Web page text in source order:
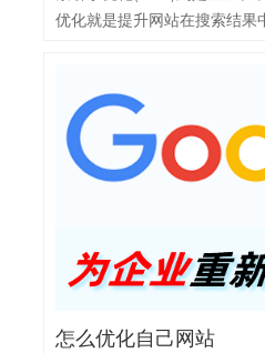
优化就是提升网站在搜索结果
研究：利用关键词工具进行深
相关、搜索量大且竞争度适中
尾关键词，以吸引更精准的
站的标题、元描述、正文、
键词，但要避免过度堆砌，保
容与关键词紧密相关，同时
新：根据关键词的热度和用
调整：使用SEO工具监控关键
怎么优化自己网站